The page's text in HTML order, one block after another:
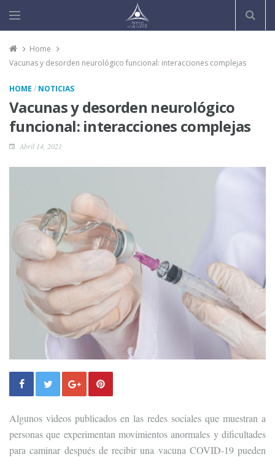
Home
Vacunas y desorden neurológico funcional: interacciones complejas
HOME / NOTICIAS
Vacunas y desorden neurológico
funcional: interacciones complejas
Abril 14, 2021
Algunos videos publicados en las redes sociales que muestran a
personas que experimentan movimientos anormales y dificultades
para caminar después de recibir una vacuna COVID-19 pueden